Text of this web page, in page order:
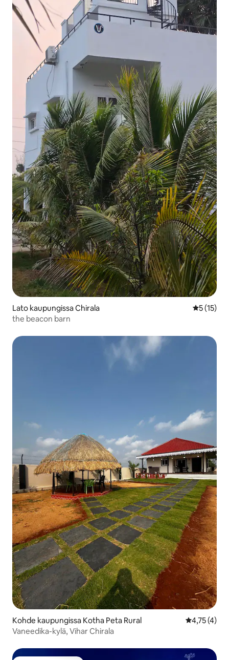
Lato kaupungissa Chirala
5 (15)
the beacon barn
Kohde kaupungissa Kotha Peta Rural
4,75 (4)
Vaneedika-kylä, Vihar Chirala